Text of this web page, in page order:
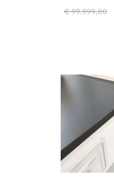
€ 99.999,00